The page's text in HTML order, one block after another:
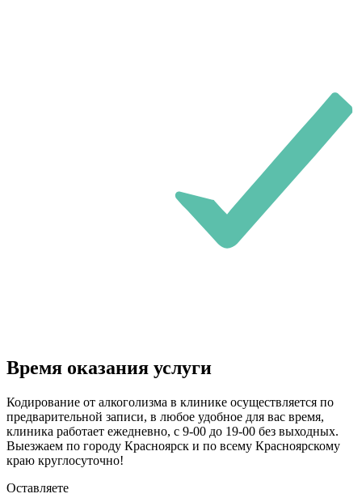
Время оказания услуги
Кодирование от алкоголизма в клинике осуществляется по
предварительной записи, в любое удобное для вас время,
клиника работает ежедневно, с 9-00 до 19-00 без выходных.
Выезжаем по городу Красноярск и по всему Красноярскому
краю круглосуточно!
Оставляете